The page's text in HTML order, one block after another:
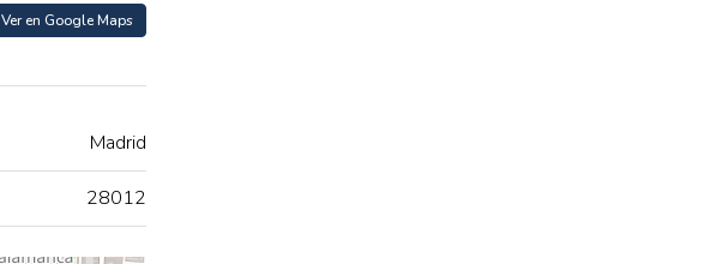
Ver en Google Maps
Madrid
28012